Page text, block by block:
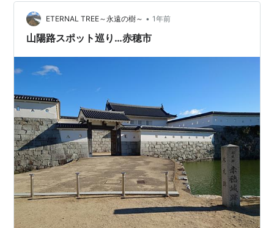
ETERNAL TREE～永遠の樹～ • 1年前
山陽路スポット巡り…赤穂市